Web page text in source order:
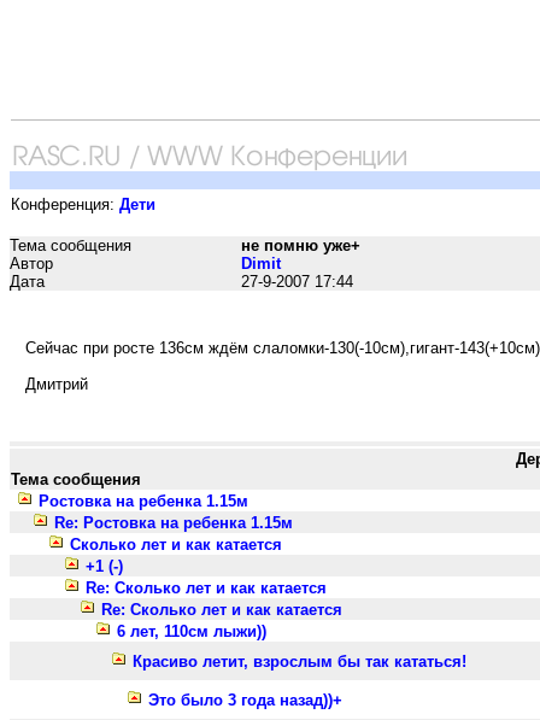
Конференция: Дети
Тема сообщения
не помню уже+
Автор
Dimit
Дата
27-9-2007 17:44
Сейчас при росте 136см ждём слаломки-130(-10см),гигант-
Дмитрий
Тема сообщения
Ростовка на ребенка 1.15м
Re: Ростовка на ребенка 1.15м
Сколько лет и как катается
+1 (-)
Re: Сколько лет и как катается
Re: Сколько лет и как катается
6 лет, 110см лыжи))
Красиво летит, взрослым бы так кататься!
Это было 3 года назад))+